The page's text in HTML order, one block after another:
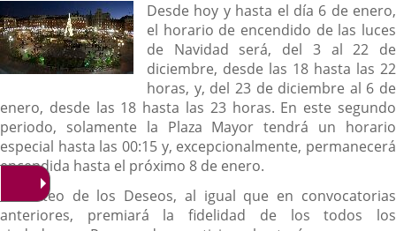
Desde hoy y hasta el día 6 de enero,
el horario de encendido de las luces
de Navidad será, del 3 al 22 de
diciembre, desde las 18 hasta las 22
horas, y, del 23 de diciembre al 6 de
enero, desde las 18 hasta las 23 horas. En este segundo
periodo, solamente la Plaza Mayor tendrá un horario
especial hasta las 00:15 y, excepcionalmente, permanecerá
encendida hasta el próximo 8 de enero.
El
Sorteo
El Sorteo de los Deseos, al igual que en convocatorias
anteriores, premiará la fidelidad de los todos los